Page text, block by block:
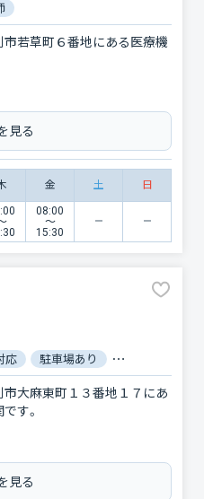
市若草町６番地にある医療機
見る
金 土 日
08:00
〜
15:30
応 駐車場あり バリアフリー
市大麻東町１３番地１７にあ
す。
見る